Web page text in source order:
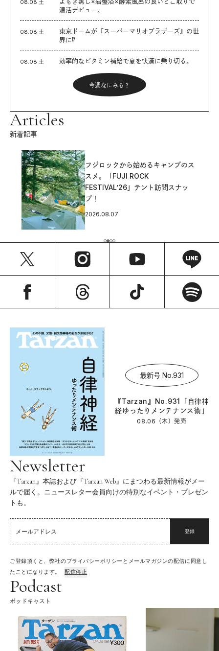
08.08 土
温活デビュー。
08.08 土
東京ドームが『スーパーマリオブラザーズ』の世
界に⁉︎
08.08 土 効率的なビタミン補給で夏を快適に乗り切る。
今週なにみる？
Articles
新着記事
フジロックから始めるキャンプのス
スメ。「FUJI ROCK
FESTIVAL’26」テント訪問スナッ
プ！
2026.08.07
最新号 No.931
『Tarzan』No.931「自律神
経ゆったりメンテナンス術」
08.06（木）発売
Newsletter
『Tarzan』本誌および『Tarzan Web』にまつわる最新情報がメー
ルで届く。ニュースレター会員向けの特別なイベント・プレゼン
トも。
登録
ご登録頂くと、弊社のプライバシーポリシーとメールマガジンの配信に同意し
たことになります。
配信停止
Podcast
ポッドキャスト